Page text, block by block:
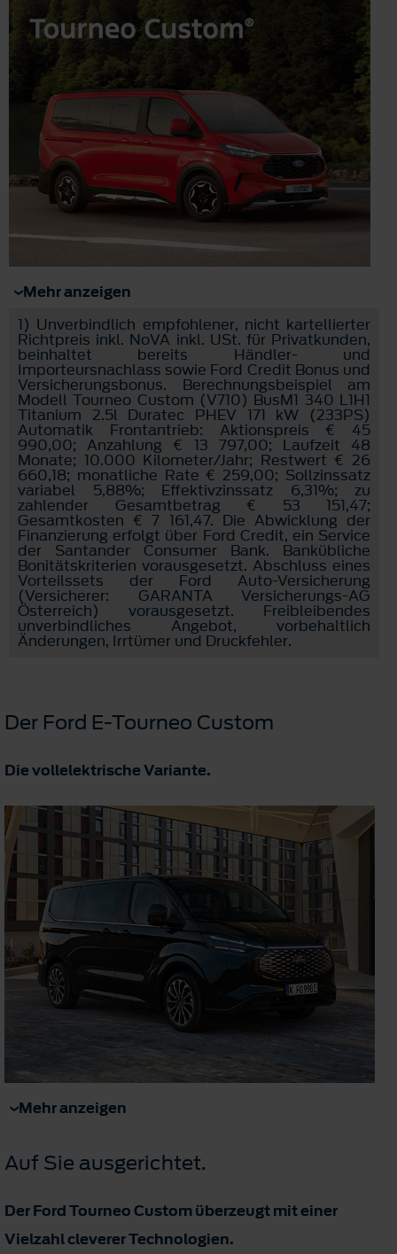
Mehr anzeigen
1) Unverbindlich empfohlener, nicht kartellierter
Richtpreis inkl. NoVA inkl. USt. für Privatkunden,
beinhaltet bereits Händler- und
Importeursnachlass sowie Ford Credit Bonus und
Versicherungsbonus. Berechnungsbeispiel am
Modell Tourneo Custom (V710) BusM1 340 L1H1
Titanium 2.5l Duratec PHEV 171 kW (233PS)
Automatik Frontantrieb: Aktionspreis € 45
990,00; Anzahlung € 13 797,00; Laufzeit 48
Monate; 10.000 Kilometer/Jahr; Restwert € 26
660,18; monatliche Rate € 259,00; Sollzinssatz
variabel 5,88%; Effektivzinssatz 6,31%; zu
zahlender Gesamtbetrag € 53 151,47;
Gesamtkosten € 7 161,47. Die Abwicklung der
Finanzierung erfolgt über Ford Credit, ein Service
der Santander Consumer Bank. Bankübliche
Bonitätskriterien vorausgesetzt. Abschluss eines
Vorteilssets der Ford Auto-Versicherung
(Versicherer: GARANTA Versicherungs-AG
Österreich) vorausgesetzt. Freibleibendes
unverbindliches Angebot, vorbehaltlich
Änderungen, Irrtümer und Druckfehler.
Der Ford E-Tourneo Custom
Die vollelektrische Variante.
Mehr anzeigen
Auf Sie ausgerichtet.
Der Ford Tourneo Custom überzeugt mit einer
Vielzahl cleverer Technologien.